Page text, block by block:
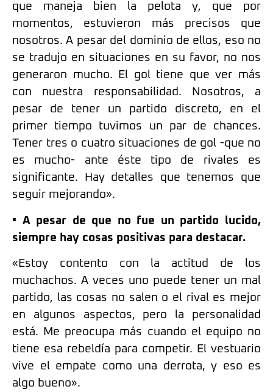
que maneja bien la pelota y, que por
momentos, estuvieron más precisos que
nosotros. A pesar del dominio de ellos, eso no
se tradujo en situaciones en su favor, no nos
generaron mucho. El gol tiene que ver más
con nuestra responsabilidad. Nosotros, a
pesar de tener un partido discreto, en el
primer tiempo tuvimos un par de chances.
Tener tres o cuatro situaciones de gol -que no
es mucho- ante éste tipo de rivales es
significante. Hay detalles que tenemos que
seguir mejorando».
• A pesar de que no fue un partido lucido,
siempre hay cosas positivas para destacar.
«Estoy contento con la actitud de los
muchachos. A veces uno puede tener un mal
partido, las cosas no salen o el rival es mejor
en algunos aspectos, pero la personalidad
está. Me preocupa más cuando el equipo no
tiene esa rebeldía para competir. El vestuario
vive el empate como una derrota, y eso es
algo bueno».